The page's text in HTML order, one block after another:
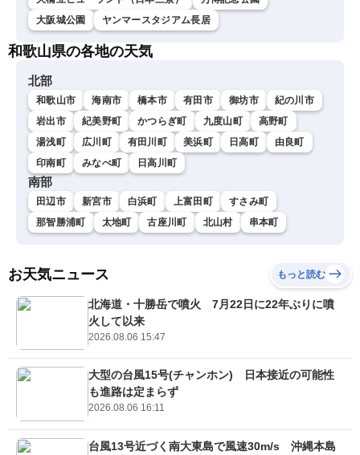
大阪城公園
ヤンマースタジアム長居
和歌山県の各地の天気
北部
和歌山市 海南市 橋本市 有田市 御坊市
紀の川市
岩出市
紀美野町 かつらぎ町 九度山町
高野町
湯浅町
広川町 有田川町 美浜町 日高町
由良町
印南町
みなべ町 日高川町
南部
田辺市 新宮市 白浜町 上富田町
すさみ町
那智勝浦町
太地町 古座川町 北山村 串本町
お天気ニュース もっと読む
北海道・十勝岳で噴火 7月22日に22年ぶりに噴
火して以来
2026.08.06 15:47
大型の台風15号(チャンホン) 日本接近の可能性
も進路は定まらず
2026.08.06 16:11
台風13号近づく南大東島で風速30m/s 沖縄本島